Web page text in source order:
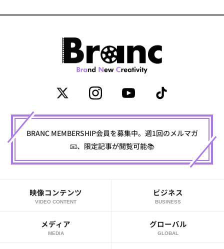
BRANC MEMBERSHIP会員を募集中。週1回のメルマガ
📧、限定記事が閲覧可能📚
映像コンテンツ
VIDEO CONTENT
ビジネス
BUSINESS
メディア
MEDIA
グローバル
GLOBAL